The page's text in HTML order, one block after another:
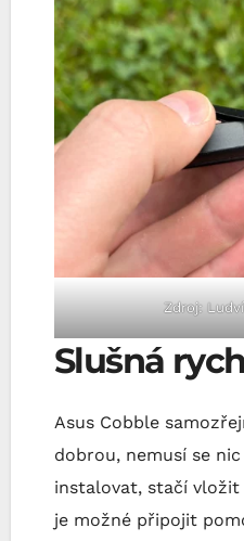
Zdroj:
Slušná
Asus Cobble
dobrou, nemusí se
instalovat, stačí
je možné připojit